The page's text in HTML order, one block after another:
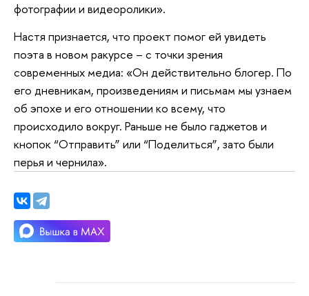
фотографии и видеоролики».
Настя признается, что проект помог ей увидеть
поэта в новом ракурсе – с точки зрения
современных медиа: «Он действительно блогер. По
его дневникам, произведениям и письмам мы узнаем
об эпохе и его отношении ко всему, что
происходило вокруг. Раньше не было гаджетов и
кнопок “Отправить” или “Поделиться”, зато были
перья и чернила».